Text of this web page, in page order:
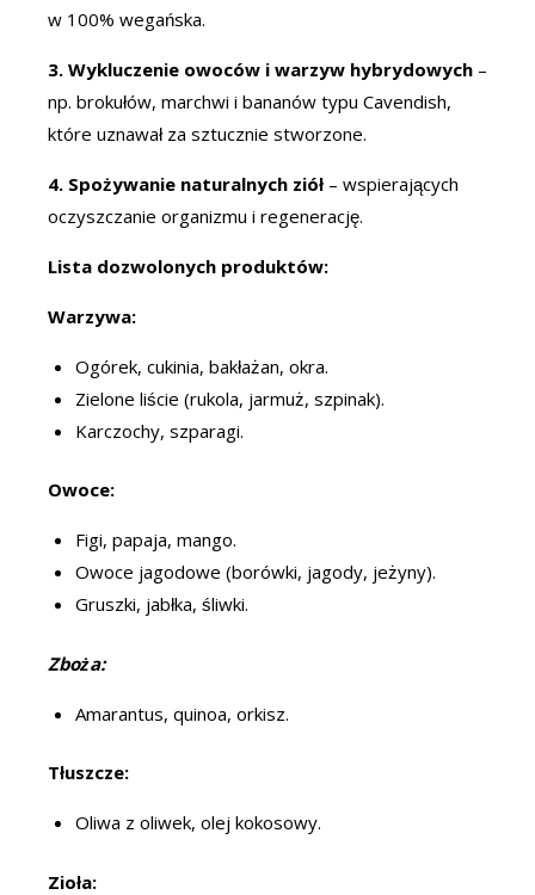
w 100% wegańska.
3. Wykluczenie owoców i warzyw hybrydowych –
np. brokułów, marchwi i bananów typu Cavendish,
które uznawał za sztucznie stworzone.
4. Spożywanie naturalnych ziół – wspierających
oczyszczanie organizmu i regenerację.
Lista dozwolonych produktów:
Warzywa:
Ogórek, cukinia, bakłażan, okra.
Zielone liście (rukola, jarmuż, szpinak).
Karczochy, szparagi.
Owoce:
Figi, papaja, mango.
Owoce jagodowe (borówki, jagody, jeżyny).
Gruszki, jabłka, śliwki.
Zboża:
Amarantus, quinoa, orkisz.
Tłuszcze:
Oliwa z oliwek, olej kokosowy.
Zioła: